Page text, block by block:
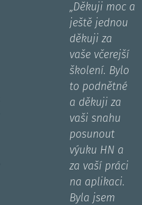
„Děkuji moc a
ještě jednou
děkuji za
vaše včerejší
školení. Bylo
to podnětné
a děkuji za
vaši snahu
posunout
výuku HN a
za vaší práci
na aplikaci.
Byla jsem